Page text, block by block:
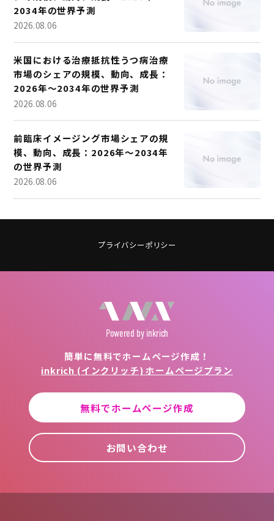
2034年の世界予測
2026.08.06
米国における治療抵抗性うつ病治療
市場のシェアの規模、動向、成長：
2026年～2034年の世界予測
2026.08.06
前臨床イメージング市場シェアの規
模、動向、成長：2026年～2034年
の世界予測
2026.08.06
プライバシーポリシー
Powered by inkrich
簡単に無料でホームページ作成！
inkrich (インクリッチ) ホームページプラン
無料でホームページ作成
お問い合わせ